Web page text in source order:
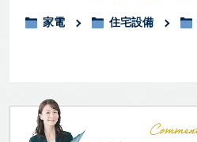
家電 住宅設備